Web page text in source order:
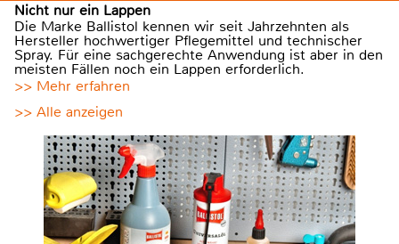
Nicht nur ein Lappen
Die Marke Ballistol kennen wir seit Jahrzehnten als
Hersteller hochwertiger Pflegemittel und technischer
Spray. Für eine sachgerechte Anwendung ist aber in den
meisten Fällen noch ein Lappen erforderlich.
>> Mehr erfahren
>> Alle anzeigen